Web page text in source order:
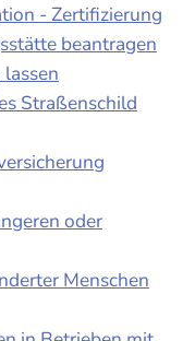
- Zertifizierung
beantragen
Straßenschild
oder
Menschen